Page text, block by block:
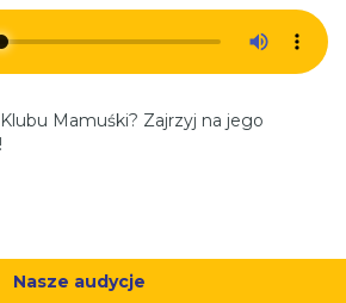
Mamuśki? Zajrzyj na jego
!
Nasze audycje